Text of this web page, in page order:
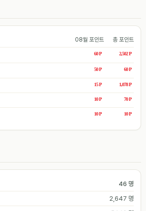
총 포인트
08월 포인트
2,502 P
60 P
60 P
50 P
1,078 P
15 P
70 P
10 P
10 P
10 P
46 명
2,647 명